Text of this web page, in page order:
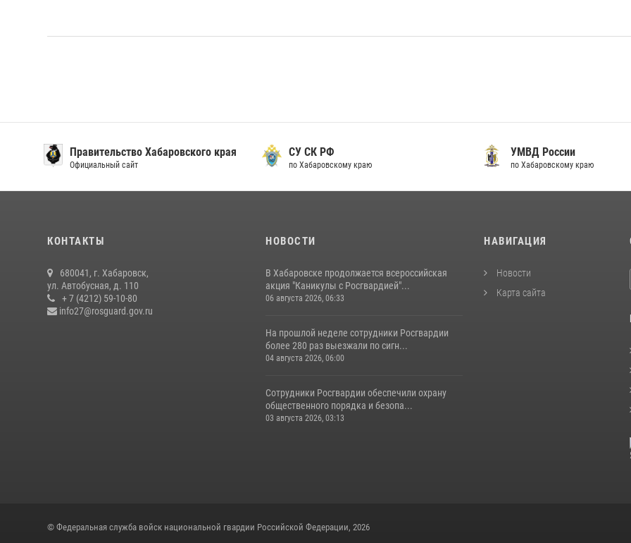
Правительство Хабаровского края
Официальный сайт
СУ СК РФ
по Хабаровскому краю
УМВД России
по Хабаровскому краю
КОНТАКТЫ
680041, г. Хабаровск,
ул. Автобусная, д. 110
+ 7 (4212) 59-10-80
info27@rosguard.gov.ru
НОВОСТИ
В Хабаровске продолжается всероссийская
акция "Каникулы с Росгвардией"...
06 августа 2026, 06:33
На прошлой неделе сотрудники Росгвардии
более 280 раз выезжали по сигн...
04 августа 2026, 06:00
Сотрудники Росгвардии обеспечили охрану
общественного порядка и безопа...
03 августа 2026, 03:13
НАВИГАЦИЯ
Новости
Карта сайта
© Федеральная служба войск национальной гвардии Российской Федерации, 2026